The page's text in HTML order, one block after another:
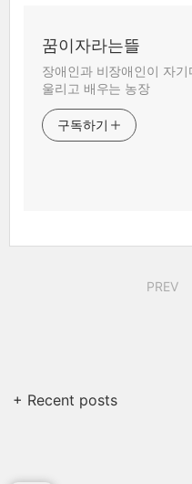
꿈이자라는뜰
장애인과 비장애인이 자
울리고 배우는 농장
구독하기
PREV
+ Recent posts